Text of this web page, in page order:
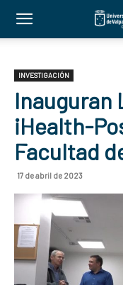
INVESTIGACIÓN
Inauguran
iHealth-
Facultad
17 de abril de 2023